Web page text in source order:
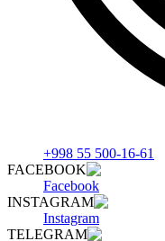
+998 55 500-16-61
FACEBOOK
Facebook
INSTAGRAM
Instagram
TELEGRAM